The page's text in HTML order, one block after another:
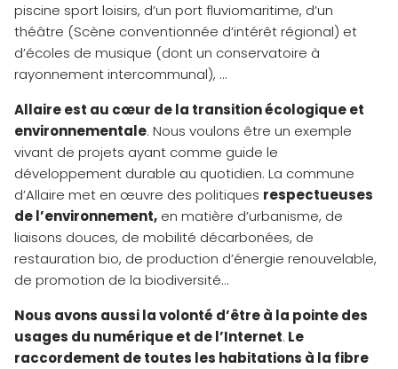
piscine sport loisirs, d’un port fluviomaritime, d’un
théâtre (Scène conventionnée d’intérêt régional) et
d’écoles de musique (dont un conservatoire à
rayonnement intercommunal), …
Allaire est au cœur de la transition écologique et
environnementale. Nous voulons être un exemple
vivant de projets ayant comme guide le
développement durable au quotidien. La commune
d’Allaire met en œuvre des politiques respectueuses
de l’environnement, en matière d’urbanisme, de
liaisons douces, de mobilité décarbonées, de
restauration bio, de production d’énergie renouvelable,
de promotion de la biodiversité…
Nous avons aussi la volonté d’être à la pointe des
usages du numérique et de l’Internet. Le
raccordement de toutes les habitations à la fibre